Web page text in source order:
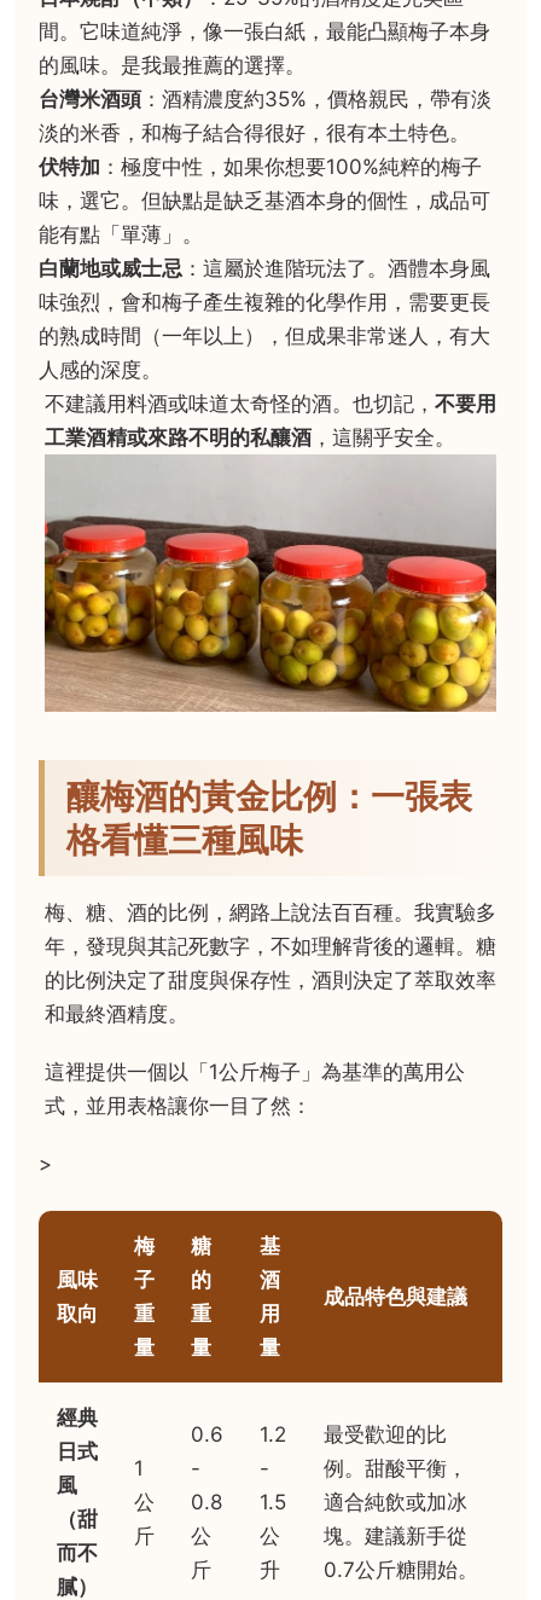
間。它味道純淨，像一張白紙，最能凸顯梅子本身
的風味。是我最推薦的選擇。
台灣米酒頭 ：酒精濃度約35%，價格親民，帶有淡
淡的米香，和梅子結合得很好，很有本土特色。
伏特加 ：極度中性，如果你想要100%純粹的梅子
味，選它。但缺點是缺乏基酒本身的個性，成品可
能有點「單薄」。
白蘭地或威士忌 ：這屬於進階玩法了。酒體本身風
味強烈，會和梅子產生複雜的化學作用，需要更長
的熟成時間（一年以上），但成果非常迷人，有大
人感的深度。
不建議用料酒或味道太奇怪的酒。也切記， 不要用
工業酒精或來路不明的私釀酒 ，這關乎安全。
釀梅酒的黃金比例：一張表
格看懂三種風味
梅、糖、酒的比例，網路上說法百百種。我實驗多
年，發現與其記死數字，不如理解背後的邏輯。糖
的比例決定了甜度與保存性，酒則決定了萃取效率
和最終酒精度。
這裡提供一個以「1公斤梅子」為基準的萬用公
式，並用表格讓你一目了然：
>
風味
取向
梅
子
重
量
糖
的
重
量
基
酒
用
量
成品特色與建議
經典
日式
風
（甜
而不
膩）
1
公
斤
0.6
-
0.8
公
斤
1.2
-
1.5
公
升
最受歡迎的比
例。甜酸平衡，
適合純飲或加冰
塊。建議新手從
0.7公斤糖開始。